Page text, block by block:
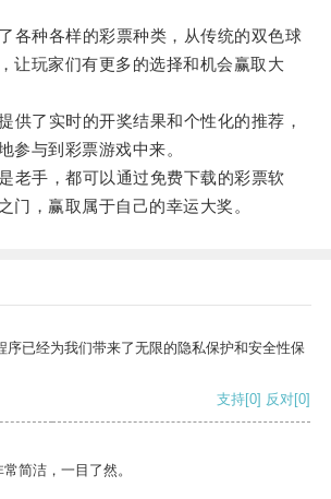
种各样的彩票种类，从传统的双色球
让玩家们有更多的选择和机会赢取大
了实时的开奖结果和个性化的推荐，
参与到彩票游戏中来。
手，都可以通过免费下载的彩票软
门，赢取属于自己的幸运大奖。
序已经为我们带来了无限的隐私保护和安全性保
支持[0] 反对[0]
简洁，一目了然。